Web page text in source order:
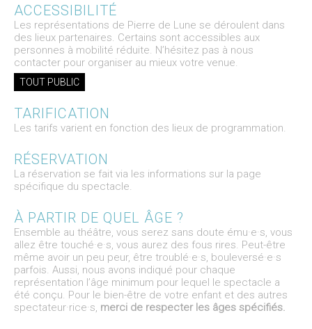
ACCESSIBILITÉ
Les représentations de Pierre de Lune se déroulent dans
des lieux partenaires. Certains sont accessibles aux
personnes à mobilité réduite. N’hésitez pas à nous
contacter pour organiser au mieux votre venue.
TOUT PUBLIC
TARIFICATION
Les tarifs varient en fonction des lieux de programmation.
RÉSERVATION
La réservation se fait via les informations sur la page
spécifique du spectacle.
À PARTIR DE QUEL ÂGE ?
Ensemble au théâtre, vous serez sans doute ému·e·s, vous
allez être touché·e·s, vous aurez des fous rires. Peut-être
même avoir un peu peur, être troublé·e·s, bouleversé·e·s
parfois. Aussi, nous avons indiqué pour chaque
représentation l’âge minimum pour lequel le spectacle a
été conçu. Pour le bien-être de votre enfant et des autres
spectateur·rice·s, merci de respecter les âges spécifiés.